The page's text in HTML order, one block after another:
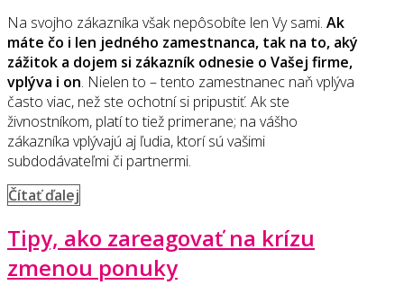
Na svojho zákazníka však nepôsobíte len Vy sami. Ak
máte čo i len jedného zamestnanca, tak na to, aký
zážitok a dojem si zákazník odnesie o Vašej firme,
vplýva i on. Nielen to – tento zamestnanec naň vplýva
často viac, než ste ochotní si pripustiť. Ak ste
živnostníkom, platí to tiež primerane; na vášho
zákazníka vplývajú aj ľudia, ktorí sú vašimi
subdodávateľmi či partnermi.
Čítať ďalej
=
meno
firmy
Tipy, ako zareagovať na krízu
zmenou ponuky